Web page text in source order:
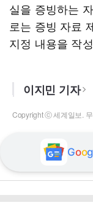
실을 증빙하는
로는 증빙 자료
지정 내용을 작
이지민 기자
Copyright ⓒ 세계일보.
Goog